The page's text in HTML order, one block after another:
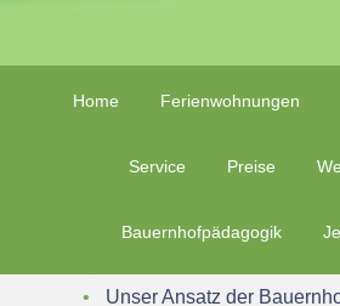
Home Ferienwohnungen
Service Preise
Bauernhofpädagogik
‌ • ‌ Unser Ansatz der